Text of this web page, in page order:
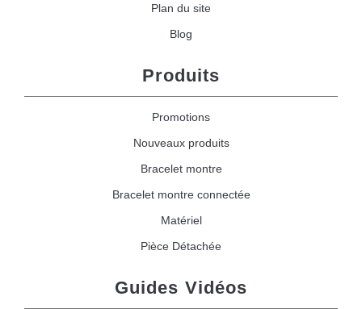
Plan du site
Blog
Produits
Promotions
Nouveaux produits
Bracelet montre
Bracelet montre connectée
Matériel
Pièce Détachée
Guides Vidéos